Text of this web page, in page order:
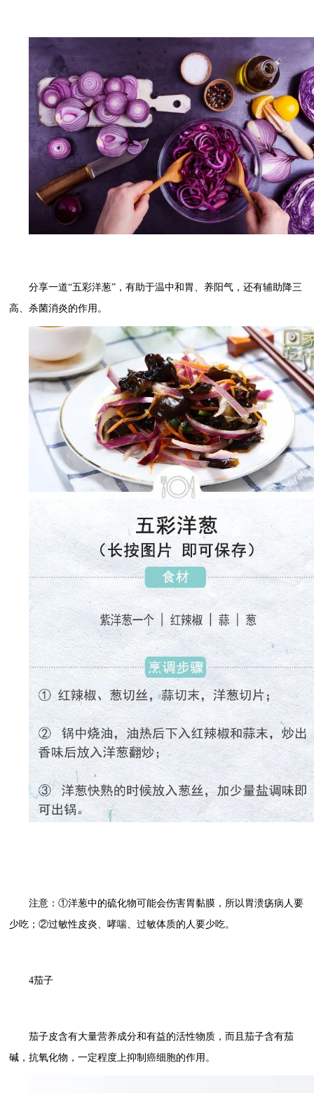
分享一道“五彩洋葱”，有助于温中和胃、养阳气，还有辅助降三
高、杀菌消炎的作用。
注意：①洋葱中的硫化物可能会伤害胃黏膜，所以胃溃疡病人要
少吃；②过敏性皮炎、哮喘、过敏体质的人要少吃。
4茄子
茄子皮含有大量营养成分和有益的活性物质，而且茄子含有茄
碱，抗氧化物，一定程度上抑制癌细胞的作用。